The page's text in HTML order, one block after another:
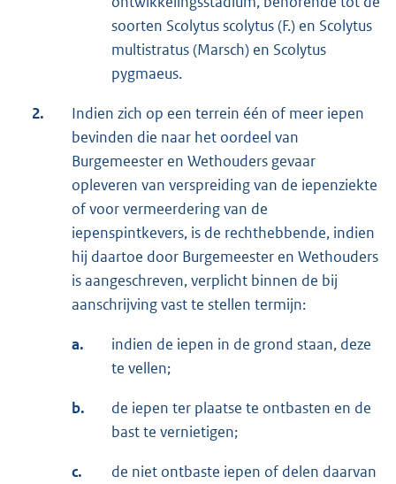
soorten Scolytus scolytus (F.) en Scolytus
multistratus (Marsch) en Scolytus
pygmaeus.
2.
Indien zich op een terrein één of meer iepen
bevinden die naar het oordeel van
Burgemeester en Wethouders gevaar
opleveren van verspreiding van de iepenziekte
of voor vermeerdering van de
iepenspintkevers, is de rechthebbende, indien
hij daartoe door Burgemeester en Wethouders
is aangeschreven, verplicht binnen de bij
aanschrijving vast te stellen termijn:
a.
indien de iepen in de grond staan, deze
te vellen;
b.
de iepen ter plaatse te ontbasten en de
bast te vernietigen;
c.
de niet ontbaste iepen of delen daarvan